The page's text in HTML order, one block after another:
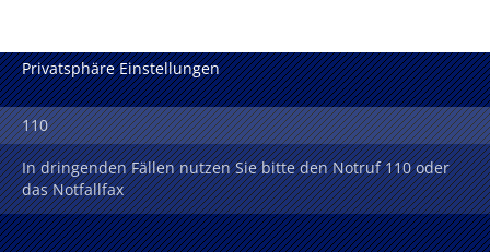
Privatsphäre Einstellungen
110
In dringenden Fällen nutzen Sie bitte den Notruf 110 oder
das Notfallfax